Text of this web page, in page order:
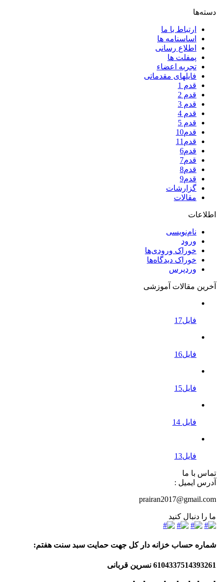
دسته‌ها
ارتباط با ما
اساسنامه ها
اطلاع رسانی
پمفلت ها
تجربه اعضاء
فایلهای مقدماتی
قدم 1
قدم 2
قدم 3
قدم 4
قدم 5
قدم10
قدم11
قدم6
قدم7
قدم8
قدم9
گزارشات
مقالات
اطلاعات
نام‌نویسی
ورود
خوراک ورودی‌ها
خوراک دیدگاه‌ها
وردپرس
آخرین مقالات آموزشی
فایل17
فایل16
فایل15
فایل 14
فایل13
تماس با ما
آدرس ایمیل :
prairan2017@gmail.com
ما را دنبال کنید
شماره حساب خزانه دار کل جهت حمایت سبد سنت هفتم:
6104337514393261 نسرین قربانی